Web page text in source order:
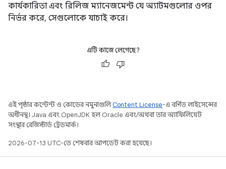
কার্যকারিতা এবং রিলিজ ম্যানেজমেন্ট যে অ্যাটমগুলোর ওপর
নির্ভর করে, সেগুলোকে যাচাই করে।
এটি কাজে লেগেছে?
এই পৃষ্ঠার কন্টেন্ট ও কোডের নমুনাগুলিContent License-এ বর্ণিত লাইসেন্সের
অধীনস্থ। Java এবং OpenJDK হল Oracle এবং/অথবা তার অ্যাফিলিয়েট
সংস্থার রেজিস্টার্ড ট্রেডমার্ক।
2026-07-13 UTC-তে শেষবার আপডেট করা হয়েছে।